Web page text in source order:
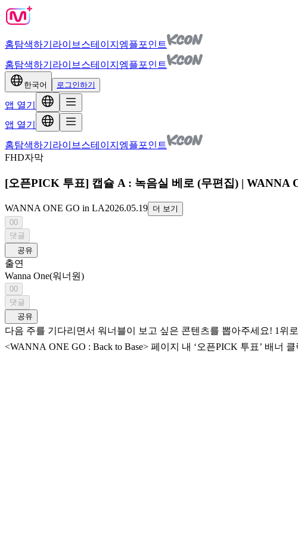
홈탐색하기 라이브 스테이지 엠플포인트
홈탐색하기 라이브 스테이지 엠플포인트
한국어 로그인하기
앱 열기
앱 열기
홈탐색하기 라이브 스테이지 엠플포인트
FHD자막
[오픈PICK 투표] 캡슐 A : 녹음실 베로 (무편집) | WANNA
WANNA ONE GO in LA2026.05.19 더 보기
00
댓글
공유
출연
Wanna One(워너원)
00
댓글
공유
다음 주를 기다리면서 워너블이 보고 싶은 콘텐츠를 뽑아주세요! 1위로 선정된 콘텐츠는 다음